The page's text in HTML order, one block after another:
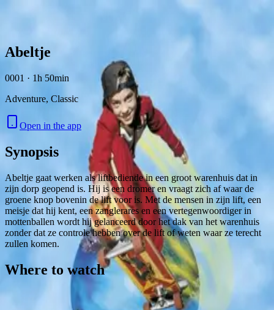
Abeltje
0001 · 1h 50min
Adventure, Classic
Open in the app
Synopsis
Abeltje gaat werken als liftbediende in een groot warenhuis dat in
zijn dorp geopend is. Hij is een dromer en vraagt zich af waar de
groene knop bovenin de lift voor is. Met de mensen in zijn lift, een
meisje dat hij kent, een zanglerares en een vertegenwoordiger in
mottenballen wordt hij gelanceerd door het dak van het warenhuis
zonder dat ze controle hebben over de lift of weten waar ze terecht
zullen komen.
Where to watch
Contact Privacy